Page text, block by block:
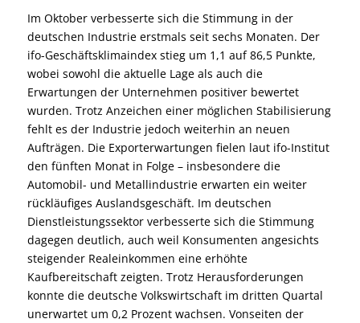
Im Oktober verbesserte sich die Stimmung in der
deutschen Industrie erstmals seit sechs Monaten. Der
ifo-Geschäftsklimaindex stieg um 1,1 auf 86,5 Punkte,
wobei sowohl die aktuelle Lage als auch die
Erwartungen der Unternehmen positiver bewertet
wurden. Trotz Anzeichen einer möglichen Stabilisierung
fehlt es der Industrie jedoch weiterhin an neuen
Aufträgen. Die Exporterwartungen fielen laut ifo-Institut
den fünften Monat in Folge – insbesondere die
Automobil- und Metallindustrie erwarten ein weiter
rückläufiges Auslandsgeschäft. Im deutschen
Dienstleistungssektor verbesserte sich die Stimmung
dagegen deutlich, auch weil Konsumenten angesichts
steigender Realeinkommen eine erhöhte
Kaufbereitschaft zeigten. Trotz Herausforderungen
konnte die deutsche Volkswirtschaft im dritten Quartal
unerwartet um 0,2 Prozent wachsen. Vonseiten der